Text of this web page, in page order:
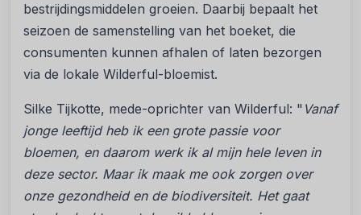
bestrijdingsmiddelen groeien. Daarbij bepaalt het
seizoen de samenstelling van het boeket, die
consumenten kunnen afhalen of laten bezorgen
via de lokale Wilderful-bloemist.
Silke Tijkotte, mede-oprichter van Wilderful: " Vanaf
jonge leeftijd heb ik een grote passie voor
bloemen, en daarom werk ik al mijn hele leven in
deze sector. Maar ik maak me ook zorgen over
onze gezondheid en de biodiversiteit. Het gaat